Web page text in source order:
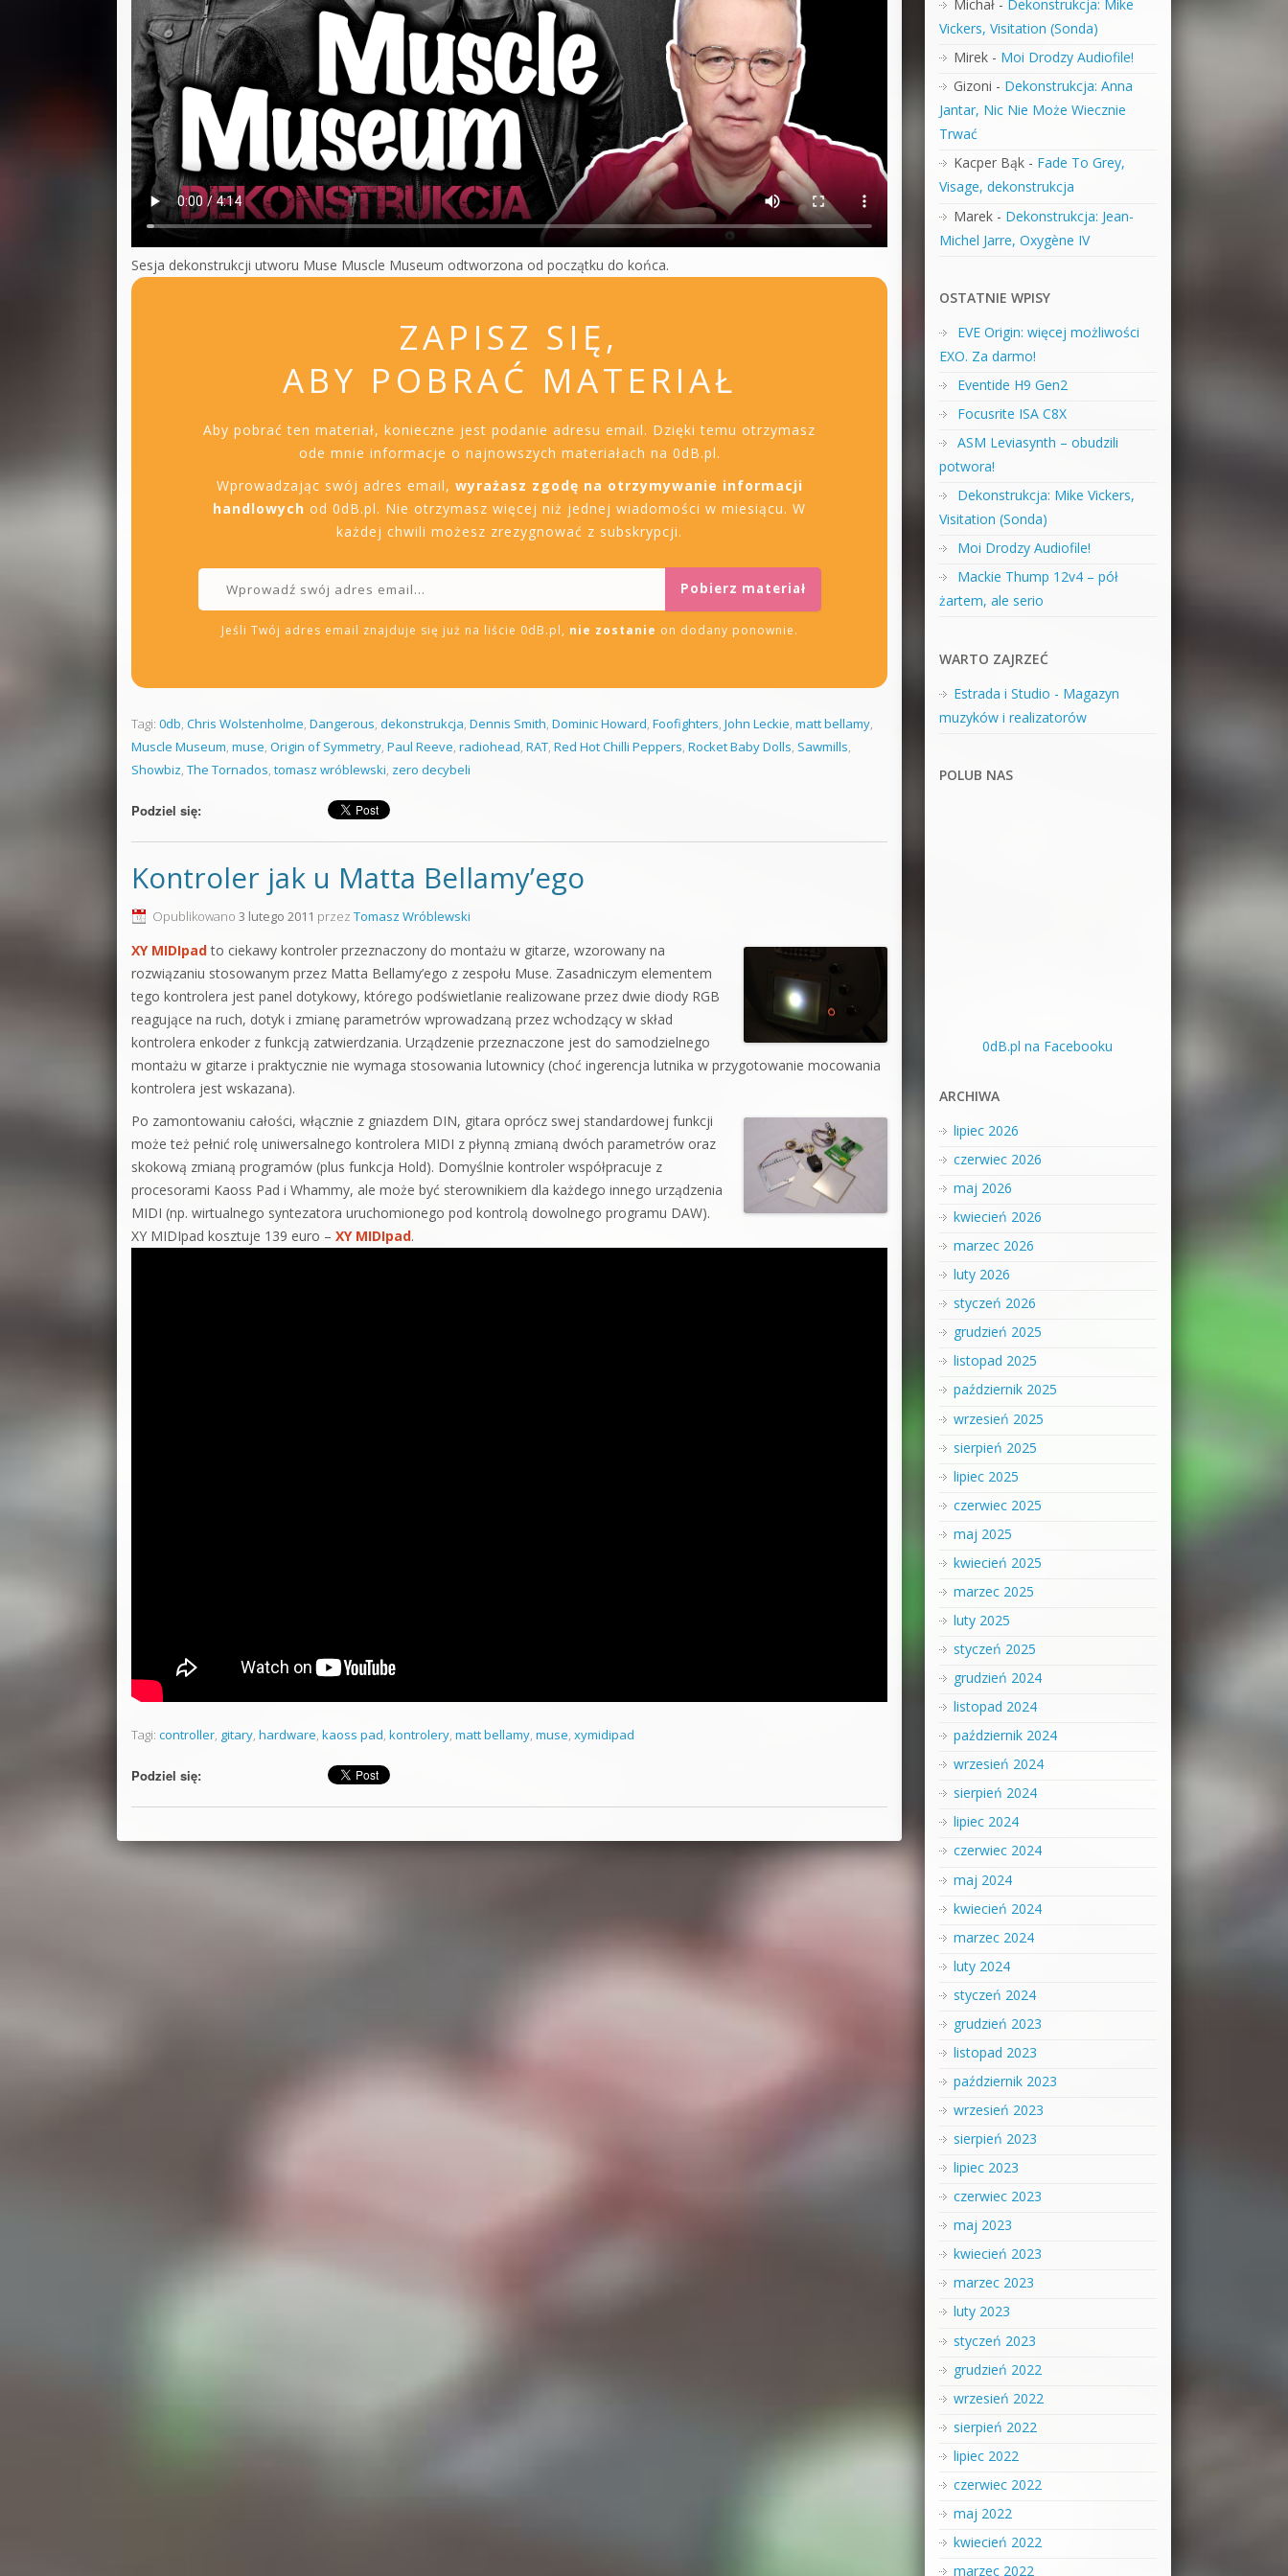
Sesja dekonstrukcji utworu Muse Muscle Museum odtworzona od początku do końca.
ZAPISZ SIĘ,
ABY POBRAĆ MATERIAŁ
Aby pobrać ten materiał, konieczne jest podanie adresu email. Dzięki temu otrzymasz
ode mnie informacje o najnowszych materiałach na 0dB.pl.
Wprowadzając swój adres email, wyrażasz zgodę na otrzymywanie informacji
handlowych od 0dB.pl. Nie otrzymasz więcej niż jednej wiadomości w miesiącu. W
każdej chwili możesz zrezygnować z subskrypcji.
Jeśli Twój adres email znajduje się już na liście 0dB.pl, nie zostanie on dodany ponownie.
Tagi: 0db, Chris Wolstenholme, Dangerous, dekonstrukcja, Dennis Smith, Dominic Howard, Foofighters, John Leckie, matt bellamy,
Muscle Museum, muse, Origin of Symmetry, Paul Reeve, radiohead, RAT, Red Hot Chilli Peppers, Rocket Baby Dolls, Sawmills,
Showbiz, The Tornados, tomasz wróblewski, zero decybeli
Podziel się:
Kontroler jak u Matta Bellamy’ego
Opublikowano 3 lutego 2011 przez Tomasz Wróblewski
XY MIDIpadto ciekawy kontroler przeznaczony do montażu w gitarze, wzorowany na
rozwiązaniu stosowanym przez Matta Bellamy’ego z zespołu Muse. Zasadniczym elementem
tego kontrolera jest panel dotykowy, którego podświetlanie realizowane przez dwie diody RGB
reagujące na ruch, dotyk i zmianę parametrów wprowadzaną przez wchodzący w skład
kontrolera enkoder z funkcją zatwierdzania. Urządzenie przeznaczone jest do samodzielnego
montażu w gitarze i praktycznie nie wymaga stosowania lutownicy (choć ingerencja lutnika w przygotowanie mocowania
kontrolera jest wskazana).
Po zamontowaniu całości, włącznie z gniazdem DIN, gitara oprócz swej standardowej funkcji
może też pełnić rolę uniwersalnego kontrolera MIDI z płynną zmianą dwóch parametrów oraz
skokową zmianą programów (plus funkcja Hold). Domyślnie kontroler współpracuje z
procesorami Kaoss Pad i Whammy, ale może być sterownikiem dla każdego innego urządzenia
MIDI (np. wirtualnego syntezatora uruchomionego pod kontrolą dowolnego programu DAW).
XY MIDIpad kosztuje 139 euro – XY MIDIpad.
Tagi: controller, gitary, hardware, kaoss pad, kontrolery, matt bellamy, muse, xymidipad
Podziel się:
Michał- Dekonstrukcja: Mike
Vickers, Visitation (Sonda)
Mirek- Moi Drodzy Audiofile!
Gizoni - Dekonstrukcja: Anna
Jantar, Nic Nie Może Wiecznie
Trwać
Kacper Bąk- Fade To Grey,
Visage, dekonstrukcja
Marek- Dekonstrukcja: Jean-
Michel Jarre, Oxygène IV
OSTATNIE WPISY
EVE Origin: więcej możliwości
EXO. Za darmo!
Eventide H9 Gen2
Focusrite ISA C8X
ASM Leviasynth – obudzili
potwora!
Dekonstrukcja: Mike Vickers,
Visitation (Sonda)
Moi Drodzy Audiofile!
Mackie Thump 12v4 – pół
żartem, ale serio
WARTO ZAJRZEĆ
Estrada i Studio - Magazyn
muzyków i realizatorów
POLUB NAS
0dB.pl na Facebooku
ARCHIWA
lipiec 2026
czerwiec 2026
maj 2026
kwiecień 2026
marzec 2026
luty 2026
styczeń 2026
grudzień 2025
listopad 2025
październik 2025
wrzesień 2025
sierpień 2025
lipiec 2025
czerwiec 2025
maj 2025
kwiecień 2025
marzec 2025
luty 2025
styczeń 2025
grudzień 2024
listopad 2024
październik 2024
wrzesień 2024
sierpień 2024
lipiec 2024
czerwiec 2024
maj 2024
kwiecień 2024
marzec 2024
luty 2024
styczeń 2024
grudzień 2023
listopad 2023
październik 2023
wrzesień 2023
sierpień 2023
lipiec 2023
czerwiec 2023
maj 2023
kwiecień 2023
marzec 2023
luty 2023
styczeń 2023
grudzień 2022
wrzesień 2022
sierpień 2022
lipiec 2022
czerwiec 2022
maj 2022
kwiecień 2022
marzec 2022